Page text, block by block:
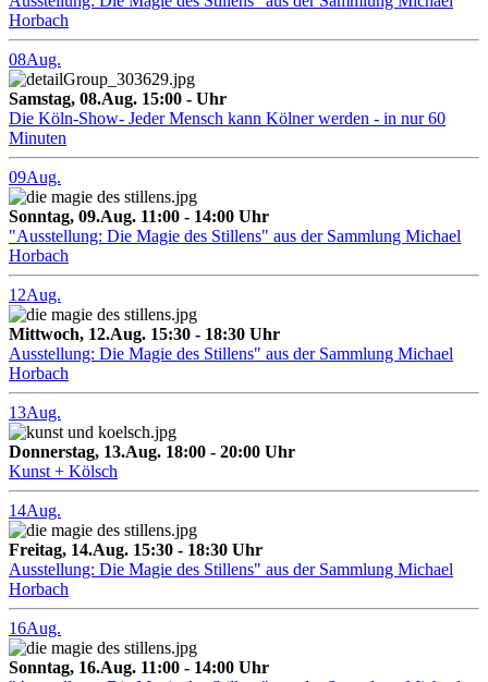
Horbach
08Aug.
Samstag, 08.Aug. 15:00 - Uhr
Die Köln-Show- Jeder Mensch kann Kölner werden - in nur 60
Minuten
09Aug.
Sonntag, 09.Aug. 11:00 - 14:00 Uhr
"Ausstellung: Die Magie des Stillens" aus der Sammlung Michael
Horbach
12Aug.
Mittwoch, 12.Aug. 15:30 - 18:30 Uhr
Ausstellung: Die Magie des Stillens" aus der Sammlung Michael
Horbach
13Aug.
Donnerstag, 13.Aug. 18:00 - 20:00 Uhr
Kunst + Kölsch
14Aug.
Freitag, 14.Aug. 15:30 - 18:30 Uhr
Ausstellung: Die Magie des Stillens" aus der Sammlung Michael
Horbach
16Aug.
Sonntag, 16.Aug. 11:00 - 14:00 Uhr